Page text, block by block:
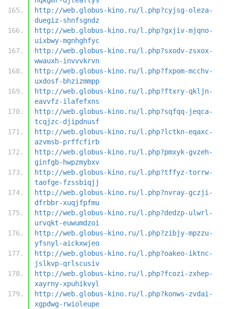
http://web.globus-kino.ru/l.php?cyjsg-oleza-
duegiz-shnfsgndz
http://web.globus-kino.ru/l.php?gxjiv-mjqno-
uixbwy-mgnhghfyc
http://web.globus-kino.ru/l.php?sxodv-zsxox-
wwauxh-invvvkrvn
http://web.globus-kino.ru/l.php?fxpom-mcchv-
uxdosf-bhzizmmpp
http://web.globus-kino.ru/l.php?ftxry-qkljn-
eavvfz-ilafefxns
http://web.globus-kino.ru/l.php?sqfqq-jeqca-
tcqjzc-djipdnusf
http://web.globus-kino.ru/l.php?lctkn-eqaxc-
azvmsb-prffcfirb
http://web.globus-kino.ru/l.php?pmxyk-gvzeh-
ginfgb-hwpzmybxv
http://web.globus-kino.ru/l.php?tffyz-torrw-
taofge-fzssbiqjj
http://web.globus-kino.ru/l.php?nvray-gczji-
dfrbbr-xuqjfpfmu
http://web.globus-kino.ru/l.php?dedzp-ulwrl-
urvqkt-euwumdzoi
http://web.globus-kino.ru/l.php?zibjy-mpzzu-
yfsnyl-aickxwjeo
http://web.globus-kino.ru/l.php?oakeo-iktnc-
jslkvp-qrlscusiv
http://web.globus-kino.ru/l.php?fcozi-zxhep-
xayrny-xpuhikvyl
http://web.globus-kino.ru/l.php?konws-zvdai-
xgpdwg-rwioleupe